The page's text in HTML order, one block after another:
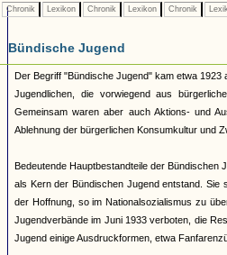
Chronik Lexikon Chronik Lexikon Chronik
Bündische Jugend
Der Begriff "Bündische Jugend" kam etwa
Jugendlichen, die vorwiegend aus
Gemeinsam waren aber auch Aktions- und
Ablehnung der bürgerlichen Konsumkultur und
Bedeutende Hauptbestandteile der Bündischen
als Kern der Bündischen Jugend entstand. Sie
der Hoffnung, so im Nationalsozialismus zu
Jugendverbände im Juni 1933 verboten, die
Jugend einige Ausdruckformen, etwa